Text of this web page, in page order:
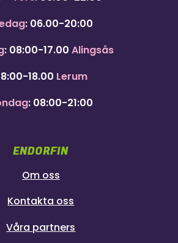
: 06.00-20:00
: 08:00-17.00 Alingsås
18.00 Lerum
: 08:00-21:00
ENDORFIN
Om oss
Kontakta oss
Våra partners